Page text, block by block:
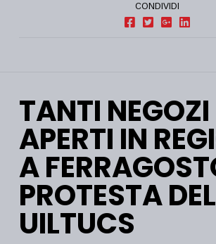
CONDIVIDI
TANTI NEGOZI
APERTI IN
A
PROTESTA
UILTUCS